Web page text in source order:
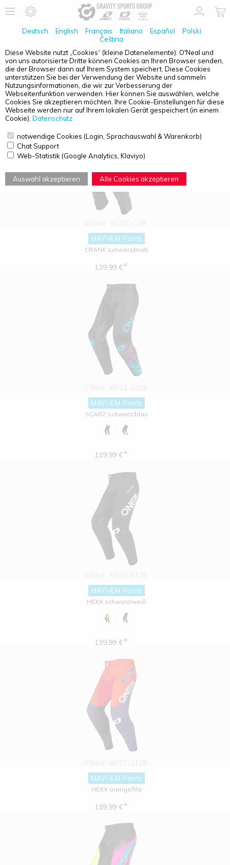
Deutsch English Français Italiano Español
Polski
Čeština
Diese Website nutzt „Cookies“ (kleine Datenelemente). O'Neal und
von uns autorisierte Dritte können Cookies an Ihren Browser senden,
die der Browser dann auf Ihrem System speichert. Diese Cookies
unterstützen Sie bei der Verwendung der Website und sammeln
Nutzungsinformationen, die wir zur Verbesserung der
Webseitenfunktion verwenden. Hier können Sie auswählen, welche
Cookies Sie akzeptieren möchten. Ihre Cookie-Einstellungen für diese
Webseite werden nur auf Ihrem lokalen Gerät gespeichert (in einem
Cookie). Datenschutz
notwendige Cookies (Login, Sprachauswahl & Warenkorb)
Chat Support
Web-Statistik (Google Analytics, Klaviyo)
Auswahl akzeptieren Alle Cookies akzeptieren
PRODUKTÜBERSICHT - MAYHEM
MAYHEM Pants
CRANK schwarz/multi
139.99 €*
MAYHEM Pants
SCARZ schwarz/blau
139.99 €*
MAYHEM Pants
HEXX schwarz/weiß
139.99 €*
MAYHEM Pants
HEXX orange/lila
139.99 €*